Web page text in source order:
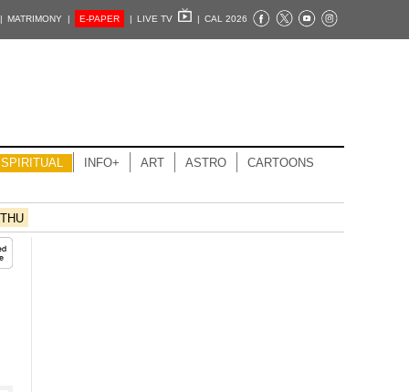
MATRIMONY | E-PAPER | LIVE TV | CAL 2026
SPIRITUAL INFO+ ART ASTRO CARTOONS